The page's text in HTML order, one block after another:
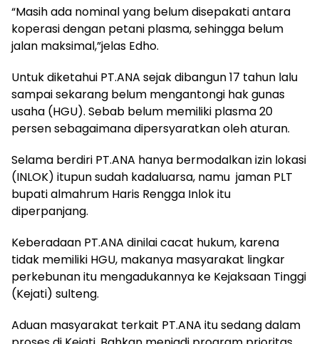
“Masih ada nominal yang belum disepakati antara
koperasi dengan petani plasma, sehingga belum
jalan maksimal,”jelas Edho.
Untuk diketahui PT.ANA sejak dibangun 17 tahun lalu
sampai sekarang belum mengantongi hak gunas
usaha (HGU). Sebab belum memiliki plasma 20
persen sebagaimana dipersyaratkan oleh aturan.
Selama berdiri PT.ANA hanya bermodalkan izin lokasi
(INLOK) itupun sudah kadaluarsa, namu jaman PLT
bupati almahrum Haris Rengga Inlok itu
diperpanjang.
Keberadaan PT.ANA dinilai cacat hukum, karena
tidak memiliki HGU, makanya masyarakat lingkar
perkebunan itu mengadukannya ke Kejaksaan Tinggi
(Kejati) sulteng.
Aduan masyarakat terkait PT.ANA itu sedang dalam